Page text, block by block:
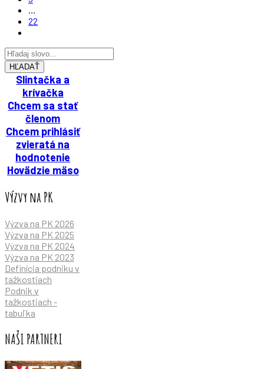
…
22
HĽADAŤ
Slintačka a
krívačka
Chcem sa stať
členom
Chcem prihlásiť
zvieratá na
hodnotenie
Hovädzie mäso
Výzvy na PK
Výzva na PK 2026
Výzva na PK 2025
Výzva na PK 2024
Výzva na PK 2023
Definícia podniku v
tažkostiach
Podnik v
tažkostiach -
tabuľka
NAŠI PARTNERI